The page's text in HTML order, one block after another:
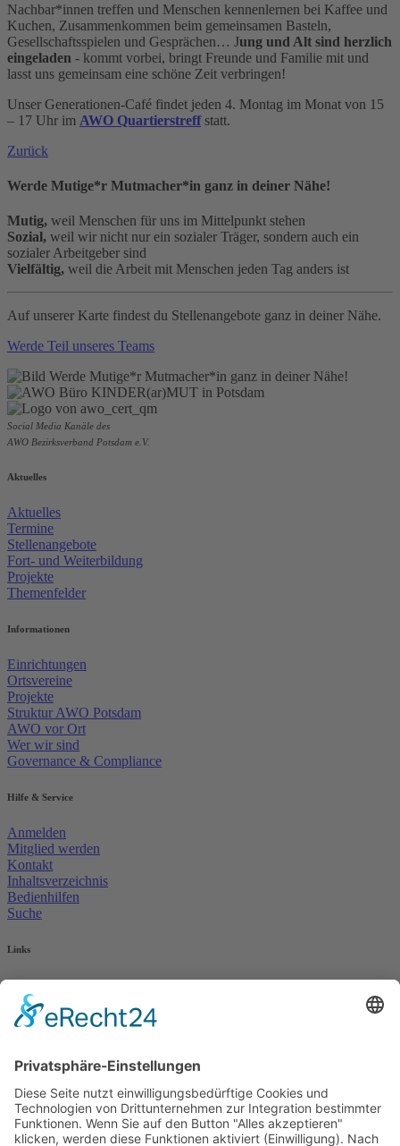
Nachbar*innen treffen und Menschen kennenlernen bei Kaffee und
Kuchen, Zusammenkommen beim gemeinsamen Basteln,
Gesellschaftsspielen und Gesprächen… Jung und Alt sind herzlich
eingeladen - kommt vorbei, bringt Freunde und Familie mit und
lasst uns gemeinsam eine schöne Zeit verbringen!
Unser Generationen-Café findet jeden 4. Montag im Monat von 15
– 17 Uhr im AWO Quartierstreffstatt.
Zurück
Werde Mutige*r Mutmacher*in ganz in deiner Nähe!
Mutig, weil Menschen für uns im Mittelpunkt stehen
Sozial, weil wir nicht nur ein sozialer Träger, sondern auch ein
sozialer Arbeitgeber sind
Vielfältig, weil die Arbeit mit Menschen jeden Tag anders ist
Auf unserer Karte findest du Stellenangebote ganz in deiner Nähe.
Werde Teil unseres Teams
Social Media Kanäle des
AWO Bezirksverband Potsdam e.V.
Aktuelles
Aktuelles
Termine
Stellenangebote
Fort- und Weiterbildung
Projekte
Themenfelder
Informationen
Einrichtungen
Ortsvereine
Projekte
Struktur AWO Potsdam
AWO vor Ort
Wer wir sind
Governance & Compliance
Hilfe & Service
Anmelden
Mitglied werden
Kontakt
Inhaltsverzeichnis
Bedienhilfen
Suche
Links
AWO Jobportal
AWO Ehrenamt Portal
AWO Schulgesundheitsfachkräfte
AWO Pflegeberatung
AWO Kulturhaus Babelsberg
Arbeit mit Behinderung
AWO Büro Kindermut